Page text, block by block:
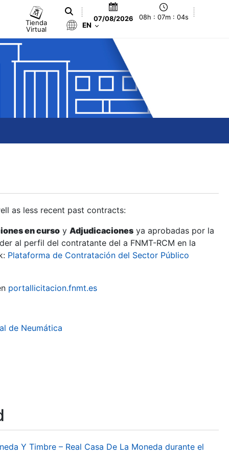
Tienda
Virtual
07/08/2026 08h : 07m : 05s
EN
as less recent past contracts:
en curso y Adjudicaciones ya aprobadas por la
al perfil del contratante del a FNMT-RCM en la
Plataforma de Contratación del Sector Público
portallicitacion.fnmt.es
de Neumática
Y Timbre – Real Casa De La Moneda durante el